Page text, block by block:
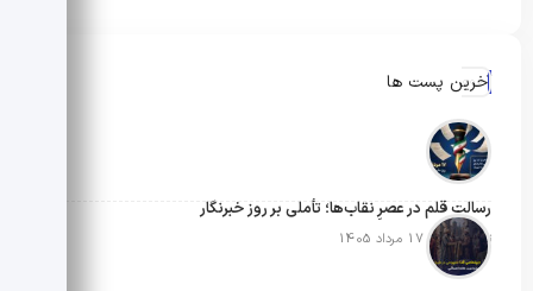
آخرین پست ها
رسالتِ قلم در عصرِ نقاب‌ها؛ تأملی بر روز خبرنگار
تاریخ انتشار: 17 مرداد 1405